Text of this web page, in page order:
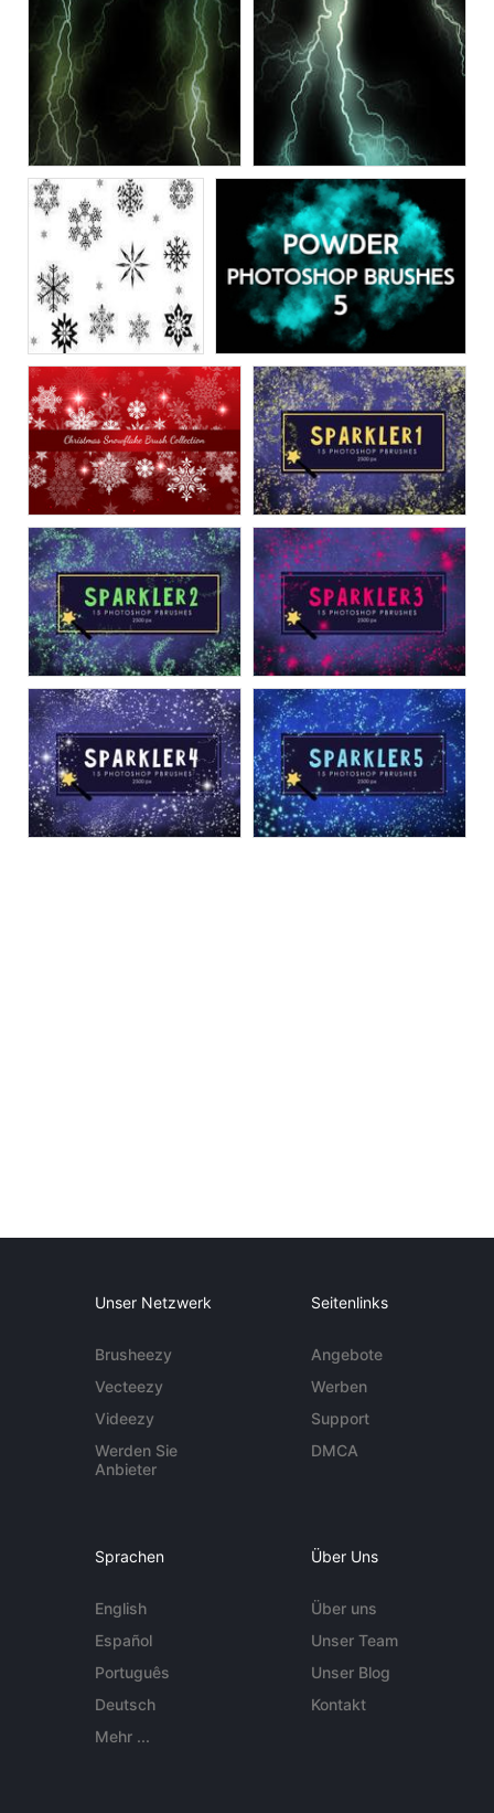
Unser Netzwerk
Brusheezy
Vecteezy
Videezy
Werden Sie
Anbieter
Seitenlinks
Angebote
Werben
Support
DMCA
Sprachen
English
Español
Português
Deutsch
Mehr ...
Über Uns
Über uns
Unser Team
Unser Blog
Kontakt